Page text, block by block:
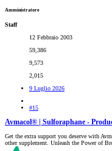
Amministratore
Staff
12 Febbraio 2003
59,386
9,573
2,015
9 Luglio 2026
#15
Avmacol® | Sulforaphane -
Get the extra support you deserve with
other supplement. Unleash the Power of